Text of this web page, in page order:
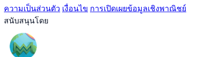
ความเป็นส่วนตัว เงื่อนไข การเปิดเผยข้อมูลเชิงพาณิชย์
สนับสนุนโดย